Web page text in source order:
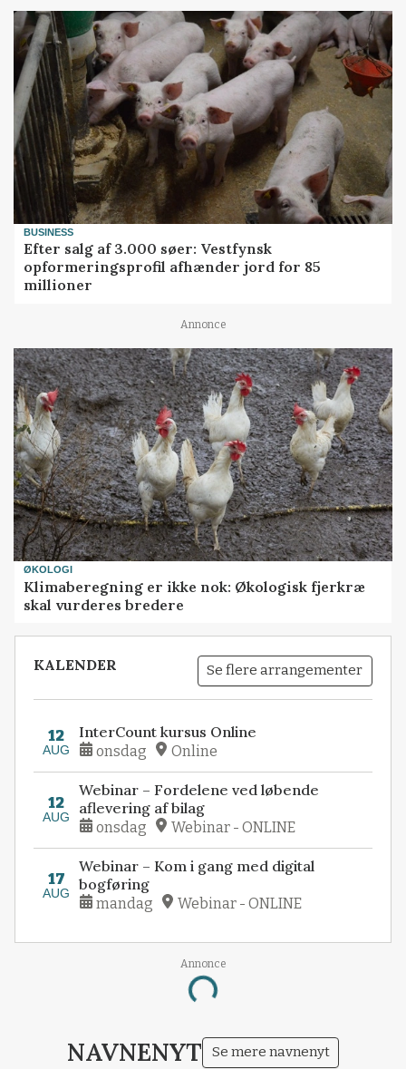
BUSINESS
Efter salg af 3.000 søer: Vestfynsk
opformeringsprofil afhænder jord for 85
millioner
Annonce
ØKOLOGI
Klimaberegning er ikke nok: Økologisk fjerkræ
skal vurderes bredere
KALENDER Se flere arrangementer
12
AUG
InterCount kursus Online
onsdag Online
12
AUG
Webinar – Fordelene ved løbende
aflevering af bilag
onsdag Webinar - ONLINE
17
AUG
Webinar – Kom i gang med digital
bogføring
mandag Webinar - ONLINE
Annonce
Loading...
NAVNENYT Se mere navnenyt